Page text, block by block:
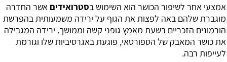
אמצעי אחר לשיפור הכושר הוא השימוש בסטרואידים אשר החדרה
מוגברת שלהם באה לפצות את הגוף על ירידה משמעותית בהפרשת
הורמונים הזכריים בשעת מאמץ גופני קשה וממושך. ירידה המגבילה
את כושר המאבק של הספורטאי, פוגעת באגרסיביות שלו וגורמת
לעייפות רבה.